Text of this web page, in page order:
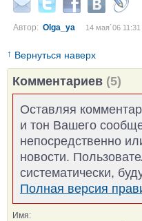
Автор: Olga_ya 14 мая´06 11:31
↑ Вернуться наверх
Комментариев (5)
Оставляя
и тон Вашего
непосредственно
новости.
систематически,
Полная версия
Имя: